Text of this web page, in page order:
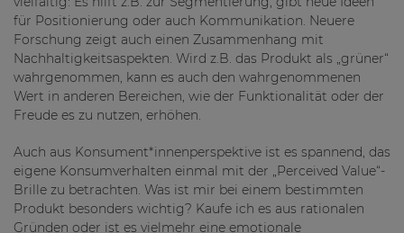
für Positionierung oder auch Kommunikation. Neuere
Forschung zeigt auch einen Zusammenhang mit
Nachhaltigkeitsaspekten. Wird z.B. das Produkt als „grüner“
wahrgenommen, kann es auch den wahrgenommenen
Wert in anderen Bereichen, wie der Funktionalität oder der
Freude es zu nutzen, erhöhen.
Auch aus Konsument*innenperspektive ist es spannend, das
eigene Konsumverhalten einmal mit der „Perceived Value“-
Brille zu betrachten. Was ist mir bei einem bestimmten
Produkt besonders wichtig? Kaufe ich es aus rationalen
Gründen oder ist es vielmehr eine emotionale